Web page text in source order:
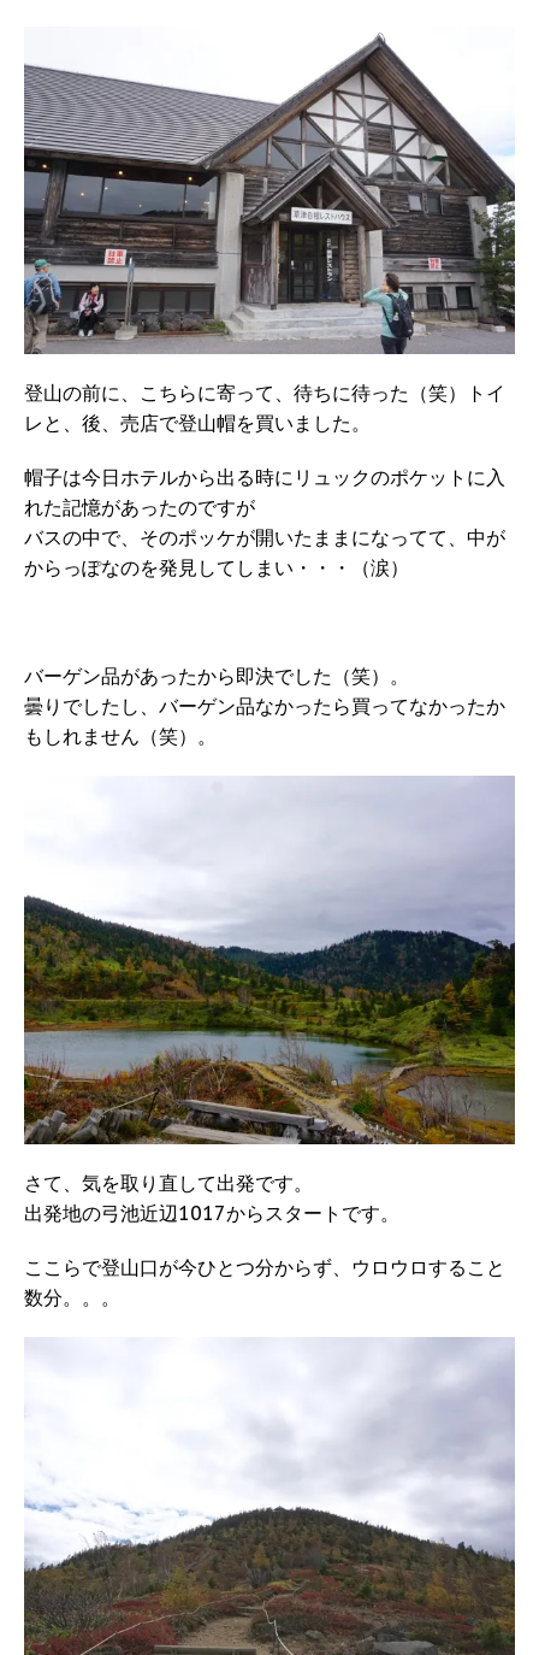
登山の前に、こちらに寄って、待ちに待った（笑）トイ
レと、後、売店で登山帽を買いました。
帽子は今日ホテルから出る時にリュックのポケットに入
れた記憶があったのですが
バスの中で、そのポッケが開いたままになってて、中が
からっぽなのを発見してしまい・・・（涙）
バーゲン品があったから即決でした（笑）。
曇りでしたし、バーゲン品なかったら買ってなかったか
もしれません（笑）。
さて、気を取り直して出発です。
出発地の弓池近辺1017からスタートです。
ここらで登山口が今ひとつ分からず、ウロウロすること
数分。。。